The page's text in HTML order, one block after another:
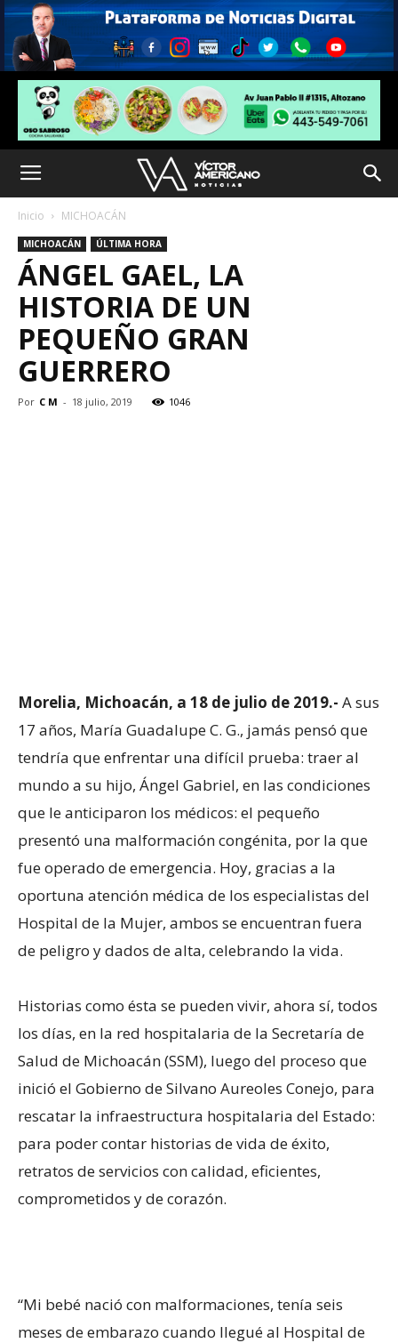
Inicio MICHOACÁN
MICHOACÁN ÚLTIMA HORA
ÁNGEL GAEL, LA
HISTORIA DE UN
PEQUEÑO GRAN
GUERRERO
Por C M - 18 julio, 2019 1046
Morelia, Michoacán, a 18 de julio de 2019.- A sus
17 años, María Guadalupe C. G., jamás pensó que
tendría que enfrentar una difícil prueba: traer al
mundo a su hijo, Ángel Gabriel, en las condiciones
que le anticiparon los médicos: el pequeño
presentó una malformación congénita, por la que
fue operado de emergencia. Hoy, gracias a la
oportuna atención médica de los especialistas del
Hospital de la Mujer, ambos se encuentran fuera
de peligro y dados de alta, celebrando la vida.
Historias como ésta se pueden vivir, ahora sí, todos
los días, en la red hospitalaria de la Secretaría de
Salud de Michoacán (SSM), luego del proceso que
inició el Gobierno de Silvano Aureoles Conejo, para
rescatar la infraestructura hospitalaria del Estado:
para poder contar historias de vida de éxito,
retratos de servicios con calidad, eficientes,
comprometidos y de corazón.
“Mi bebé nació con malformaciones, tenía seis
meses de embarazo cuando llegué al Hospital de